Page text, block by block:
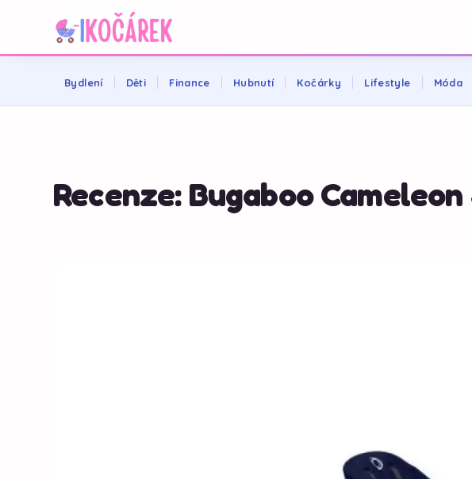
Bydlení Děti Finance Hubnutí Kočárky Lifestyle Móda
Recenze: Bugaboo Cameleon